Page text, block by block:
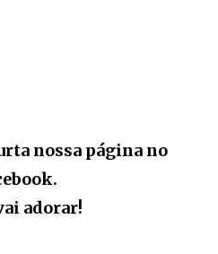
nossa página no
adorar!